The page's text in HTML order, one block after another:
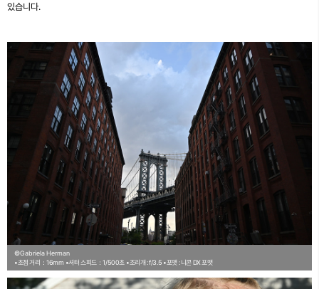
있습니다.
©Gabriela Herman
•초점 거리：16mm •셔터 스피드：1/500초 •조리개 : f/3.5 •포맷 : 니콘 DX 포맷